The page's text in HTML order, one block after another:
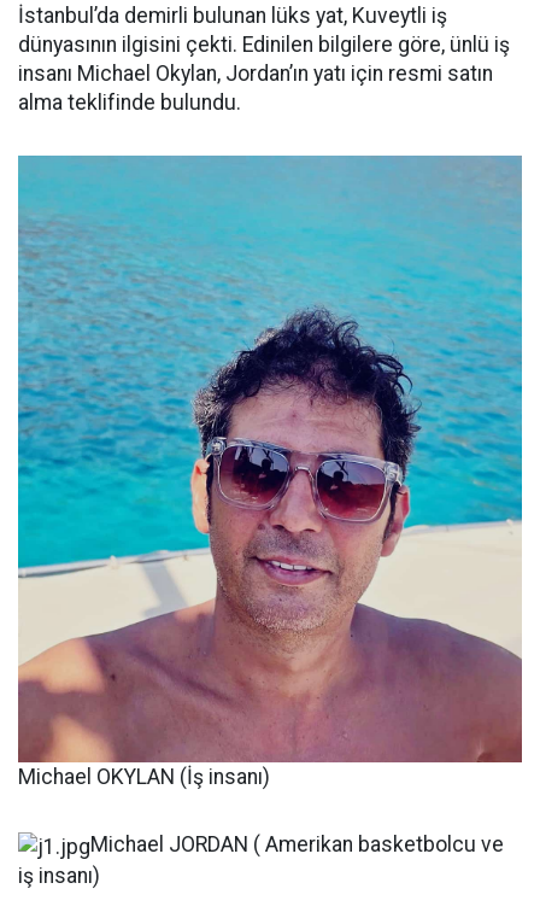
İstanbul’da demirli bulunan lüks yat, Kuveytli iş
dünyasının ilgisini çekti. Edinilen bilgilere göre, ünlü iş
insanı Michael Okylan, Jordan’ın yatı için resmi satın
alma teklifinde bulundu.
Michael OKYLAN (İş insanı)
Michael JORDAN ( Amerikan basketbolcu ve
iş insanı)